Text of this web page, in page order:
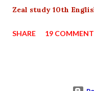
Zeal study 10th
SHARE 19